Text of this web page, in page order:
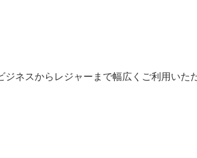
ネスからレジャーまで幅広くご利用いた